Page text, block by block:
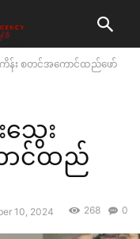
ကိန်း စတင်အကောင်ထည်ဖော်
သွေး
ာင်ထည်
10, 2024 0
268